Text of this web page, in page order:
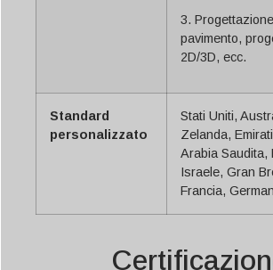
3.
pavimento,
2D/3D, ecc.
Standard
personalizzato
Stati Uniti,
Zelanda,
Arabia Saudita,
Israele, Gran
Francia,